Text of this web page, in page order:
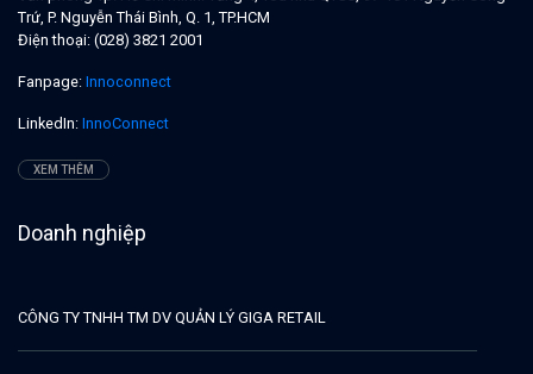
Trứ, P. Nguyễn Thái Bình, Q. 1, TP.HCM
Điện thoại: (028) 3821 2001
Fanpage: Innoconnect
LinkedIn: InnoConnect
XEM THÊM
Doanh nghiệp
CÔNG TY TNHH TM DV QUẢN LÝ GIGA RETAIL